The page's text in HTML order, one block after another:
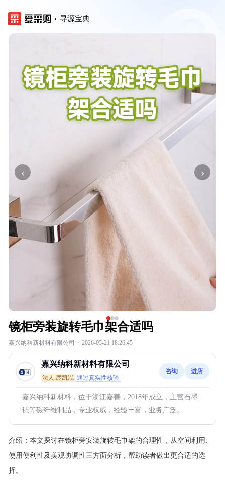
寻源宝典
‹ ›
镜柜旁装旋转毛巾架合适吗
嘉兴纳科新材料有限公司 · 2026-05-21 18:26:45
嘉兴纳科新材料有限公司
法人:庹凯泓 通过真实性核验
咨询 进店
嘉兴纳科新材料，位于浙江嘉善，2018年成立，主营石墨
毡等碳纤维制品，专业权威，经验丰富，业务广泛。
介绍： 本文探讨在镜柜旁安装旋转毛巾架的合理性，从空间利用、
使用便利性及美观协调性三方面分析，帮助读者做出更合适的选
择。